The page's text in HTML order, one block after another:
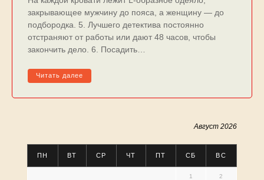
закрывающее мужчину до пояса, а женщину — до
подбородка. 5. Лучшего детектива постоянно
отстраняют от работы или дают 48 часов, чтобы
закончить дело. 6. Посадить…
Читать далее
Август 2026
ПН ВТ СР ЧТ ПТ СБ ВС
1 2